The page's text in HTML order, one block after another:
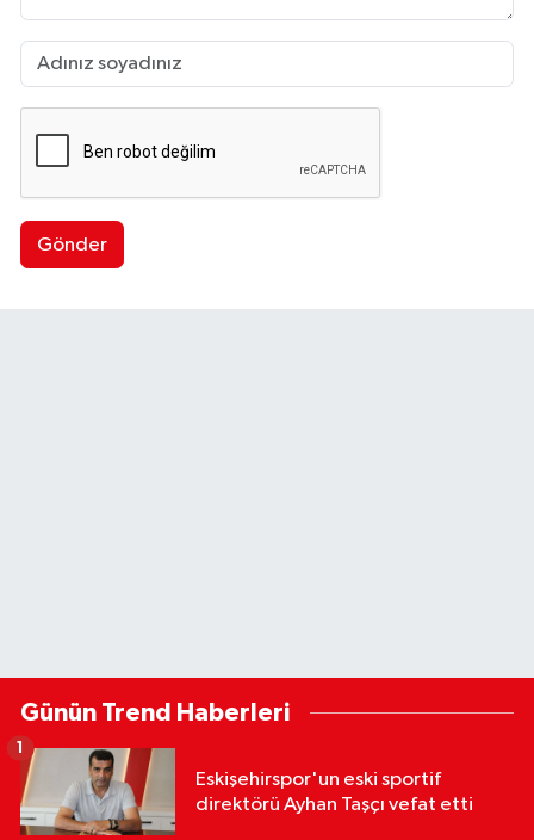
Gönder
Günün Trend Haberleri
Eskişehirspor'un eski sportif
direktörü Ayhan Taşçı vefat etti
1